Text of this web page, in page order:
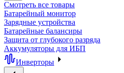
Смотреть все товары
Батарейный монитор
Зарядные устройства
Батарейные балансиры
Защита от глубокого разряда
Аккумуляторы для ИБП
Инверторы